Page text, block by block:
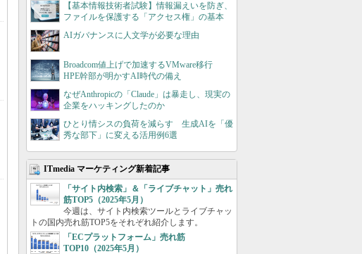
【基本情報技術者試験】情報漏えいを防ぎ、
ファイルを保護する「アクセス権」の基本
AIガバナンスに人文学が必要な理由
Broadcom値上げで加速するVMware移行
HPE幹部が明かすAI時代の備え
なぜAnthropicの「Claude」は暴走し、現実の
企業をハッキングしたのか
ひとり情シスの負荷を減らす 生成AIを「優
秀な部下」に変える活用例6選
ITmedia マーケティング新着記事
「サイト内検索」＆「ライブチャット」売れ
筋TOP5（2025年5月）
今週は、サイト内検索ツールとライブチャッ
トの国内売れ筋TOP5をそれぞれ紹介します。
「ECプラットフォーム」売れ筋
TOP10（2025年5月）